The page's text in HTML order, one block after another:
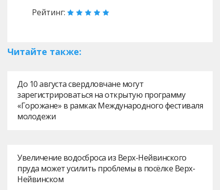
Рейтинг:
Читайте также:
До 10 августа свердловчане могут
зарегистрироваться на открытую программу
«Горожане» в рамках Международного фестиваля
молодежи
Увеличение водосброса из Верх-Нейвинского
пруда может усилить проблемы в посёлке Верх-
Нейвинском